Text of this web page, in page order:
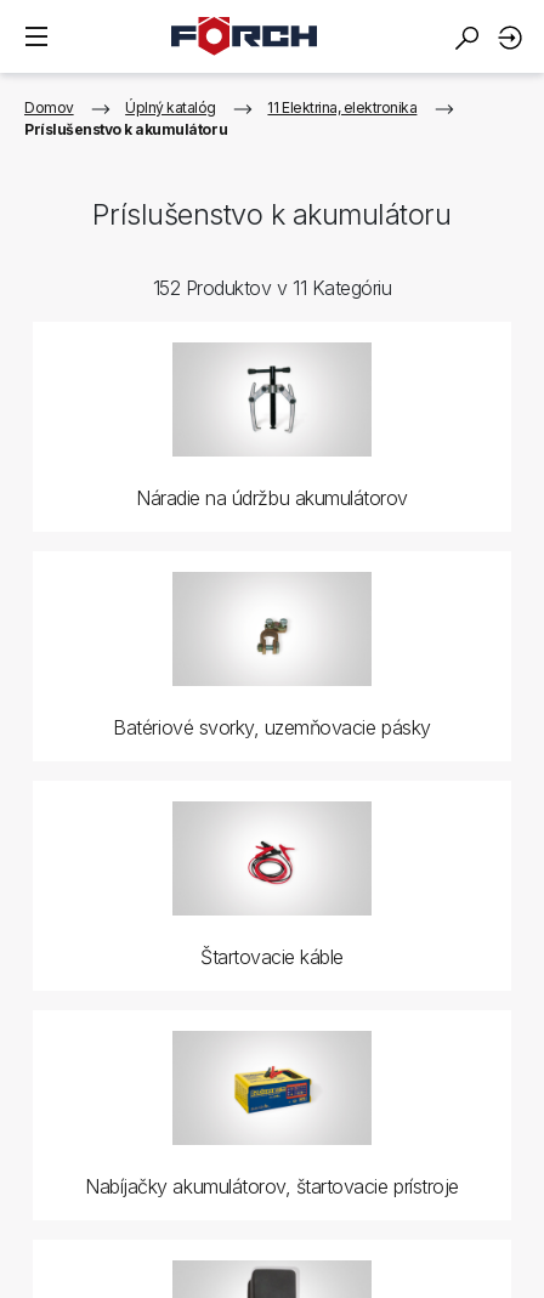
Domov Úplný katalóg
11 Elektrina, elektronika
Príslušenstvo k akumulátoru
Príslušenstvo k akumulátoru
152 Produktov v 11 Kategóriu
Náradie na údržbu akumulátorov
Batériové svorky, uzemňovacie pásky
Štartovacie káble
Nabíjačky akumulátorov, štartovacie prístroje